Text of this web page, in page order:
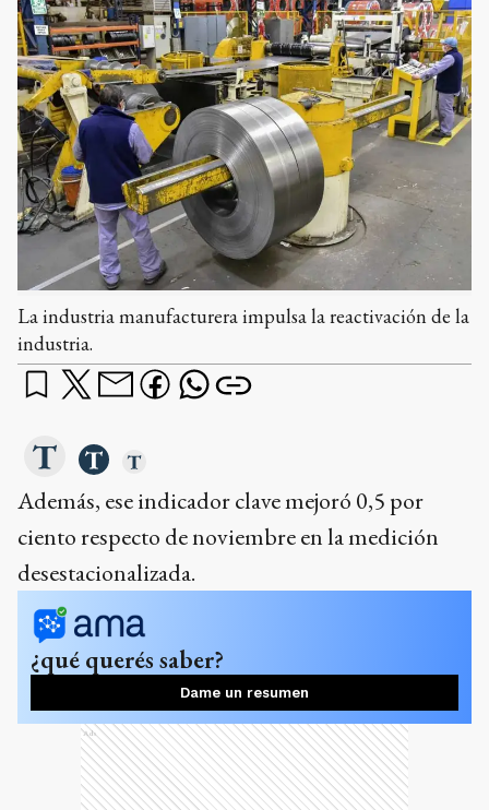
La industria manufacturera impulsa la reactivación de la
industria.
Además, ese indicador clave mejoró 0,5 por
ciento respecto de noviembre en la medición
desestacionalizada.
¿qué querés saber?
Dame un resumen
Ads